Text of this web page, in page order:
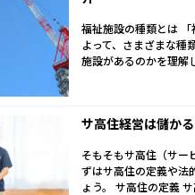
福祉施設の種類とは
よって、さまざまな種
施設があるのかを理解
サ高住経営は儲か
そもそもサ高住（サー
ずはサ高住の定義や法
ょう。 サ高住の定義